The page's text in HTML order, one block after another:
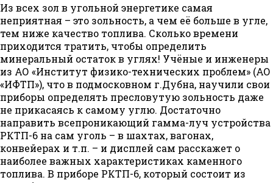
Из всех зол в угольной энергетике самая
неприятная – это зольность, а чем её больше в угле,
тем ниже качество топлива. Сколько времени
приходится тратить, чтобы определить
минеральный остаток в углях! Учёные и инженеры
из АО «Институт физико-технических проблем» (АО
«ИФТП»), что в подмосковном г.Дубна, научили свои
приборы определять пресловутую зольность даже
не прикасаясь к самому углю. Достаточно
направить всепроникающий гамма-луч устройства
РКТП-6 на сам уголь – в шахтах, вагонах,
конвейерах и т.п. – и дисплей сам расскажет о
наиболее важных характеристиках каменного
топлива. В приборе РКТП-6, который состоит из